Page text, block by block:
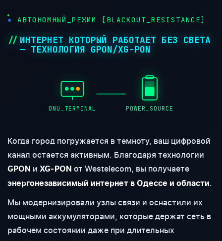
АВТОНОМНЫЙ_РЕЖИМ [BLACKOUT_RESISTANCE]
ИНТЕРНЕТ КОТОРЫЙ РАБОТАЕТ БЕЗ СВЕТА
— ТЕХНОЛОГИЯ GPON/XG-PON
ONU_TERMINAL POWER_SOURCE
Когда город погружается в темноту, ваш цифровой
канал остается активным. Благодаря технологии
GPON и XG-PON от Westelecom, вы получаете
энергонезависимый интернет в Одессе и области.
Мы модернизировали узлы связи и оснастили их
мощными аккумуляторами, которые держат сеть в
рабочем состоянии даже при длительных